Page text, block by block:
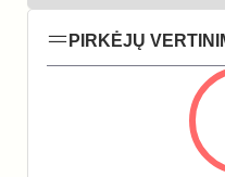
PIRKĖJŲ